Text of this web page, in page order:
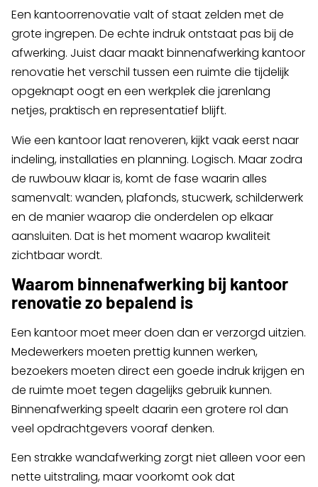
Een kantoorrenovatie valt of staat zelden met de
grote ingrepen. De echte indruk ontstaat pas bij de
afwerking. Juist daar maakt binnenafwerking kantoor
renovatie het verschil tussen een ruimte die tijdelijk
opgeknapt oogt en een werkplek die jarenlang
netjes, praktisch en representatief blijft.
Wie een kantoor laat renoveren, kijkt vaak eerst naar
indeling, installaties en planning. Logisch. Maar zodra
de ruwbouw klaar is, komt de fase waarin alles
samenvalt: wanden, plafonds, stucwerk, schilderwerk
en de manier waarop die onderdelen op elkaar
aansluiten. Dat is het moment waarop kwaliteit
zichtbaar wordt.
Waarom binnenafwerking bij kantoor
renovatie zo bepalend is
Een kantoor moet meer doen dan er verzorgd uitzien.
Medewerkers moeten prettig kunnen werken,
bezoekers moeten direct een goede indruk krijgen en
de ruimte moet tegen dagelijks gebruik kunnen.
Binnenafwerking speelt daarin een grotere rol dan
veel opdrachtgevers vooraf denken.
Een strakke wandafwerking zorgt niet alleen voor een
nette uitstraling, maar voorkomt ook dat